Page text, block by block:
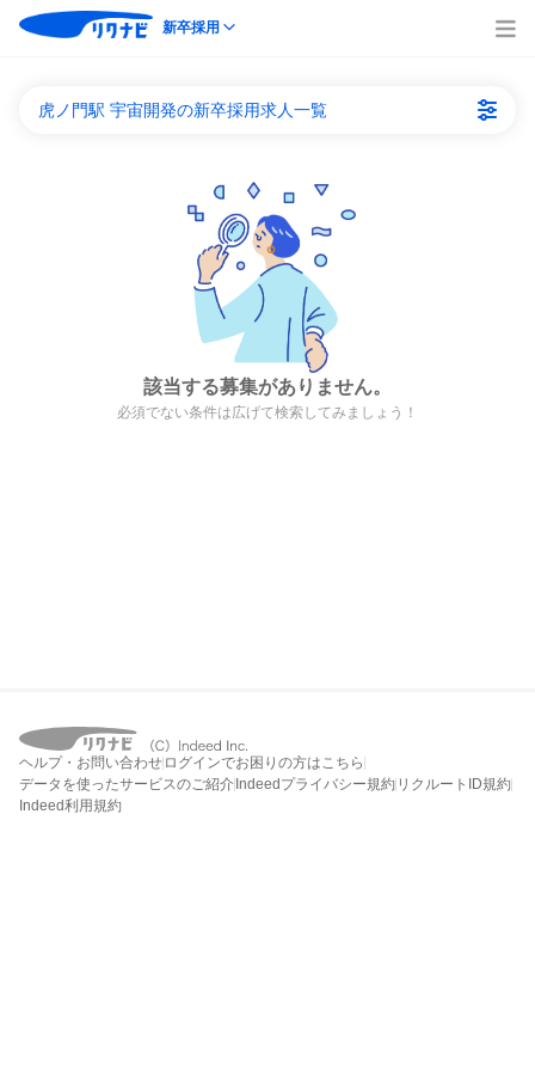
新卒採用
虎ノ門駅 宇宙開発の新卒採用求人一覧
該当する募集がありません。
必須でない条件は広げて検索してみましょう！
ヘルプ・お問い合わせ ログインでお困りの方はこちら
データを使ったサービスのご紹介 Indeedプライバシー規約 リクルートID規約
Indeed利用規約